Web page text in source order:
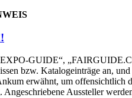
GUIDE“,
bzw. Katalogeinträge an,
erwähnt, um offensichtlich
Angeschriebene Aussteller